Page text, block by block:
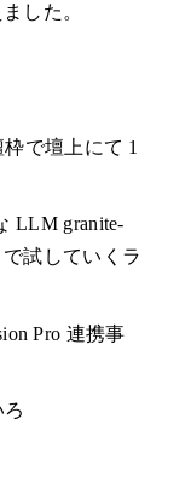
した。
で壇上にて 1
LLM granite-
で試していくラ
Pro 連携事